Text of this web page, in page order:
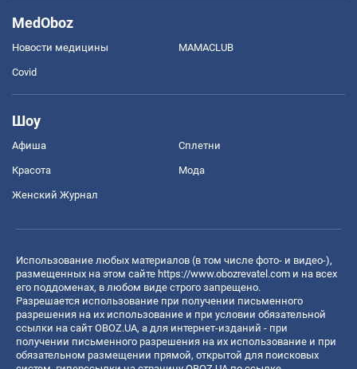
MedOboz
Новости медицины MAMACLUB
Covid
Шоу
Афиша Сплетни
Красота Мода
Женский Журнал
Использование любых материалов (в том числе фото- и видео-),
размещенных на этом сайте https://www.obozrevatel.com и на всех
его поддоменах, в любом виде строго запрещено.
Разрешается использование при получении письменного
разрешения на их использование и при условии обязательной
ссылки на сайт OBOZ.UA, а для интернет-изданий - при
получении письменного разрешения на их использование и при
обязательном размещении прямой, открытой для поисковых